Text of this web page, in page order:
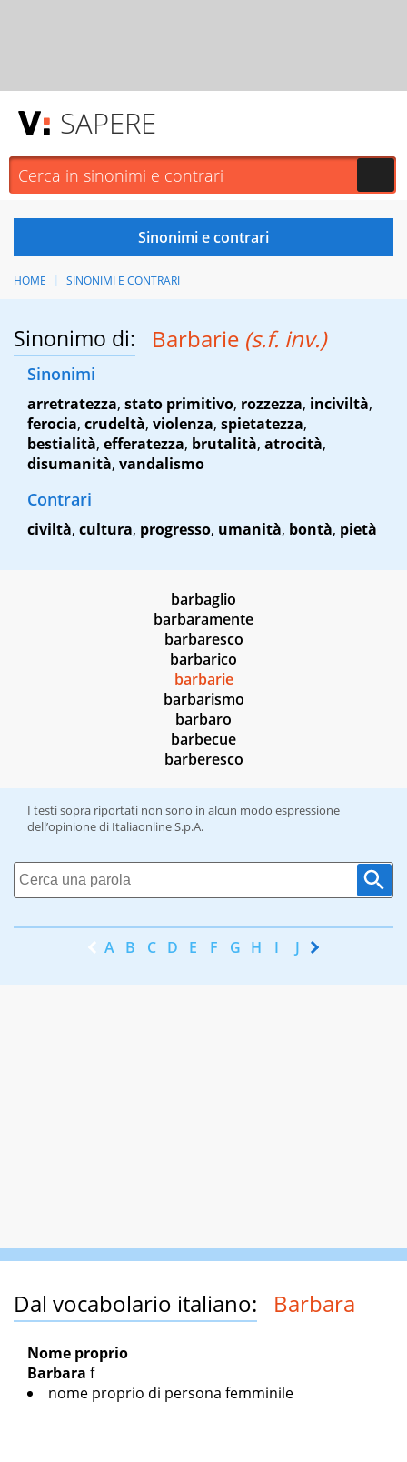
SAPERE
HOME SINONIMI E CONTRARI
Sinonimo di: Barbarie (s.f. inv.)
Sinonimi
arretratezza, stato primitivo, rozzezza, inciviltà,
ferocia, crudeltà, violenza, spietatezza,
bestialità, efferatezza, brutalità, atrocità,
disumanità, vandalismo
Contrari
civiltà, cultura, progresso, umanità, bontà, pietà
barbaglio
barbaramente
barbaresco
barbarico
barbarie
barbarismo
barbaro
barbecue
barberesco
I testi sopra riportati non sono in alcun modo espressione
dell’opinione di Italiaonline S.p.A.
A B C D E F G H I J K
Dal vocabolario italiano: Barbara
Nome proprio
Barbara f
nome proprio di persona femminile